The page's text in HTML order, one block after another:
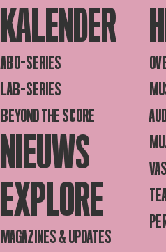
KALENDER
ABO-SERIES
LAB-SERIES
BEYOND THE SCORE
NIEUWS
EXPLORE
MAGAZINES & UPDATES